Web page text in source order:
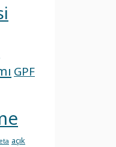
GPF
açık